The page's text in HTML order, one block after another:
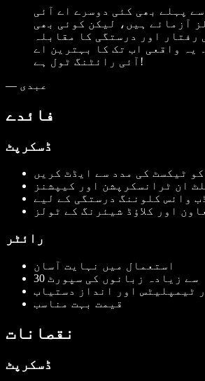
پہلے بھی کئی دوسرے اے آئی
آزمائے ہیں، لیکن کوئی بھی
رفتار اور درستگی کا مقابلہ
یہ واقعی اب تک کا بہترین اے
آئی رائٹنگ ٹول ہے!
— عبدی
فائدے
ڈسکرپٹ
ٹیکسٹ کی مدد سے ایڈٹ کریں
ان ٹرانسکرپشن اور کیپشنز
وائس کلوننگ درستگی کے لیے
اور کلاؤڈ شیئرنگ کے ٹولز
رائٹر
استعمال میں نہایت آسان
30 سے زیادہ زبانوں کی سپورٹ
ٹیمپلیٹس اور انداز دستیاب
قیمت بہت مناسب
نقصانات
ڈسکرپٹ